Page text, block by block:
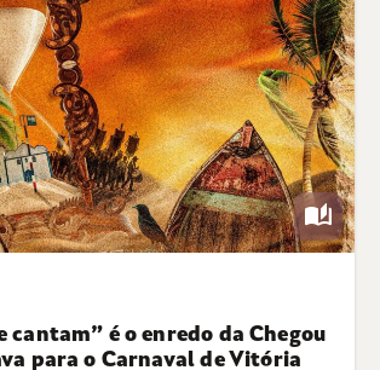
auto_stories
cantam” é o enredo da Chegou
para o Carnaval de Vitória